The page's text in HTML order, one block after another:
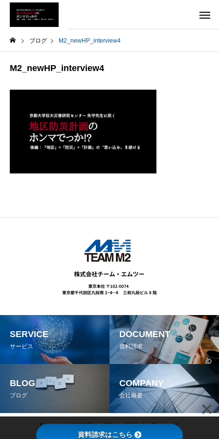
ブログ M2_newHP_interview4
M2_newHP_interview4
SERVICE
サービス
DOCUMENT
資料請求
BLOG
ブログ
COMPANY
会社概要
Copyright © 2022 Team M2, Inc All Rights Reserved.
資料請求はこちら